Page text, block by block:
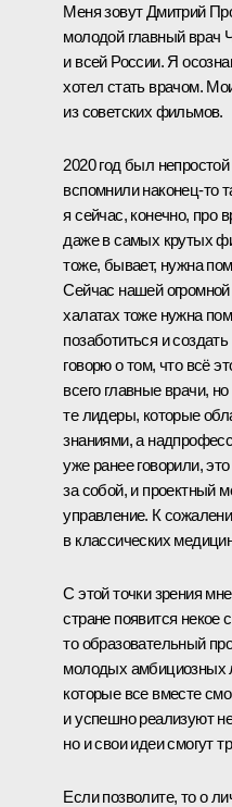
Меня зовут Дмитрий
молодой главный врач
и всей России. Я
хотел стать врачом.
из советских фильмов.
2020 год был
вспомнили наконец-то
я сейчас, конечно, про
даже в самых крутых
тоже, бывает, нужна
Сейчас нашей
халатах тоже нужна
позаботиться и
говорю о том, что всё
всего главные врачи,
те лидеры, которые
знаниями, а
уже ранее говорили,
за собой, и проектный
управление. К
в классических
С этой точки зрения
стране появится некое
то образовательный
молодых амбициозных
которые все вместе
и успешно реализуют
но и свои идеи смогут
Если позволите, то о